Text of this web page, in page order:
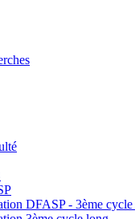
DFASP - 3ème